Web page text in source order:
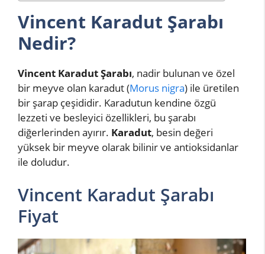
Vincent Karadut Şarabı
Nedir?
Vincent Karadut Şarabı, nadir bulunan ve özel
bir meyve olan karadut (Morus nigra) ile üretilen
bir şarap çeşididir. Karadutun kendine özgü
lezzeti ve besleyici özellikleri, bu şarabı
diğerlerinden ayırır. Karadut, besin değeri
yüksek bir meyve olarak bilinir ve antioksidanlar
ile doludur.
Vincent Karadut Şarabı
Fiyat